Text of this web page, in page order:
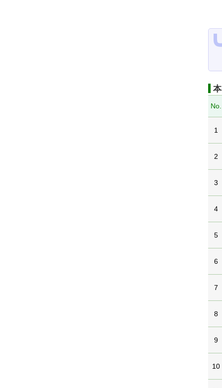
No.
1
2
3
4
5
6
7
8
9
10